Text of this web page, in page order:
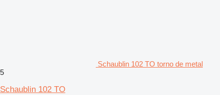
Schaublin 102 TO torno de metal
5
Schaublin 102 TO